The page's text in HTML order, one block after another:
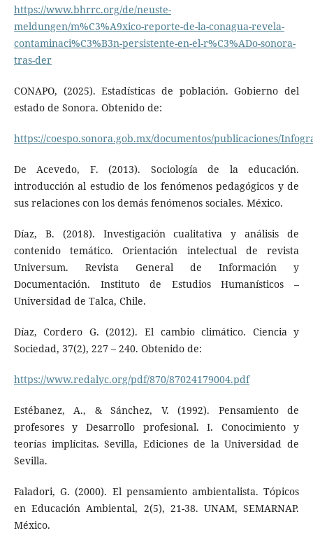
https://www.bhrrc.org/de/neuste-
meldungen/m%C3%A9xico-reporte-de-la-conagua-revela-
contaminaci%C3%B3n-persistente-en-el-r%C3%ADo-sonora-
tras-der
CONAPO, (2025). Estadísticas de población. Gobierno del
estado de Sonora. Obtenido de:
https://coespo.sonora.gob.mx/documentos/publicaciones/
De Acevedo, F. (2013). Sociología de la educación.
introducción al estudio de los fenómenos pedagógicos y de
sus relaciones con los demás fenómenos sociales. México.
Díaz, B. (2018). Investigación cualitativa y análisis de
contenido temático. Orientación intelectual de revista
Universum. Revista General de Información y
Documentación. Instituto de Estudios Humanísticos –
Universidad de Talca, Chile.
Díaz, Cordero G. (2012). El cambio climático. Ciencia y
Sociedad, 37(2), 227 – 240. Obtenido de:
https://www.redalyc.org/pdf/870/87024179004.pdf
Estébanez, A., & Sánchez, V. (1992). Pensamiento de
profesores y Desarrollo profesional. I. Conocimiento y
teorías implícitas. Sevilla, Ediciones de la Universidad de
Sevilla.
Faladori, G. (2000). El pensamiento ambientalista. Tópicos
en Educación Ambiental, 2(5), 21-38. UNAM, SEMARNAP.
México.